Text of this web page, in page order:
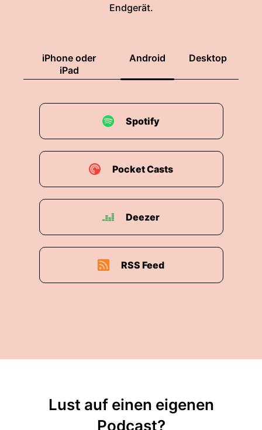
Endgerät.
iPhone oder
iPad
Android Desktop
Spotify
Pocket Casts
Deezer
RSS Feed
Lust auf einen eigenen
Podcast?